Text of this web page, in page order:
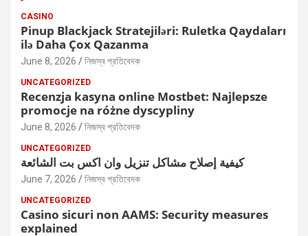
CASINO
Pinup Blackjack Stratejiləri: Ruletka Qaydaları
ilə Daha Çox Qazanma
June 8, 2026 নিজস্ব প্রতিবেদক
UNCATEGORIZED
Recenzja kasyna online Mostbet: Najlepsze
promocje na różne dyscypliny
June 8, 2026 নিজস্ব প্রতিবেদক
UNCATEGORIZED
كيفية إصلاح مشاكل تنزيل وان اكس بت الشائعة
June 7, 2026 নিজস্ব প্রতিবেদক
UNCATEGORIZED
Casino sicuri non AAMS: Security measures
explained